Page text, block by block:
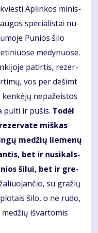
Ap­lin­kos mi­nis­
spe­cia­lis­tai nu­
Pu­nios ši­lo
me­dy­nuo­se.
pa­tir­tis, re­zer­
vos per de­šimt
ne­pa­žeis­tos
pul­ti ir pu­šis. To­dėl
miš­kas
me­džių lie­me­nų
bet ir nu­si­kals­
ši­lui, bet ir gre­
su gra­žių
ši­lo, o ne ru­do,
iš­var­to­mis